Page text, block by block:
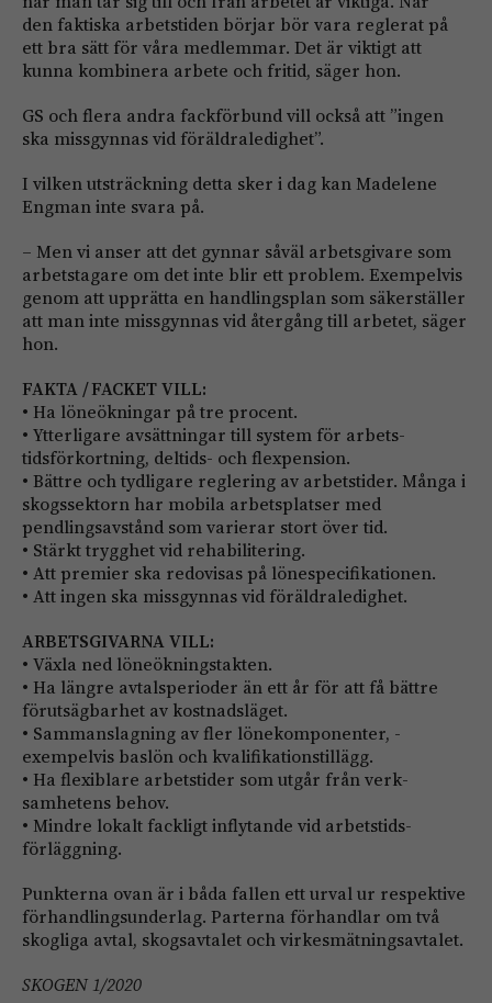
den ­faktiska arbetstiden börjar bör vara reglerat på
ett bra sätt för våra medlemmar. Det är viktigt att
kunna kombinera arbete och fritid, säger hon.
GS och flera andra fackförbund vill också att ”ingen
ska missgynnas vid föräldraledighet”.
I vilken utsträckning detta sker i dag kan Madelene
Engman inte svara på.
– Men vi anser att det gynnar såväl arbetsgivare som
arbetstagare om det inte blir ett problem. Exempelvis
genom att upprätta en handlingsplan som säkerställer
att man inte missgynnas vid återgång till arbetet, säger
hon.
FAKTA / FACKET VILL:
• Ha löneökningar på tre procent.
• Ytterligare avsättningar till system för arbets­
tidsförkortning, deltids- och flexpension.
• Bättre och tydligare reglering av arbetstider. Många i
skogssektorn har mobila arbetsplatser med
pendlingsavstånd som varierar stort över tid.
• Stärkt trygghet vid rehabilitering.
• Att premier ska redovisas på lönespecifikationen.
• Att ingen ska missgynnas vid föräldraledighet.
ARBETSGIVARNA VILL:
• Växla ned löneökningstakten.
• Ha längre avtalsperioder än ett år för att få bättre
förutsägbarhet av kostnadsläget.
• Sammanslagning av fler lönekomponenter, ­
exempelvis baslön och kvalifikationstillägg.
• Ha flexiblare arbetstider som utgår från verk­
samhetens behov.
• Mindre lokalt fackligt inflytande vid arbetstids­
förläggning.
Punkterna ovan är i båda fallen ett urval ur respektive
förhandlingsunderlag. Parterna förhandlar om två
skogliga avtal, skogsavtalet och virkesmätningsavtalet.
SKOGEN 1/2020